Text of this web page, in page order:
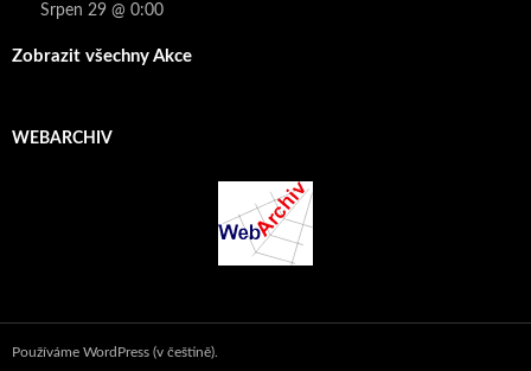
Srpen 29 @ 0:00
Zobrazit všechny Akce
WEBARCHIV
Používáme WordPress (v češtině).